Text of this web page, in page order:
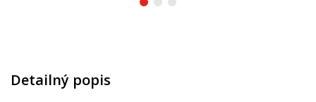
Detailný popis